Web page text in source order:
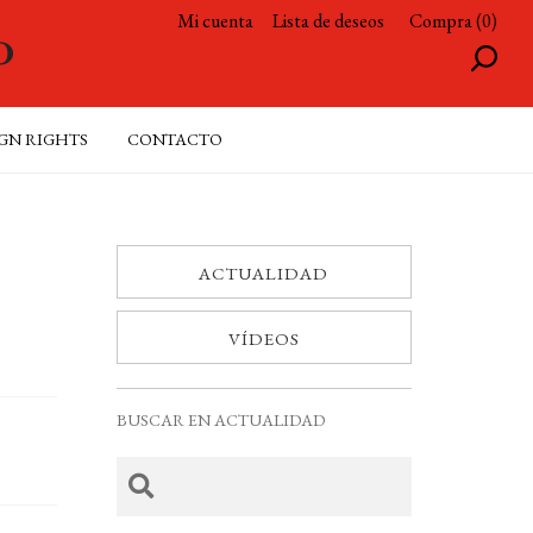
Mi cuenta Lista de deseos Compra (0)
RIGHTS CONTACTO
ACTUALIDAD
VÍDEOS
BUSCAR EN ACTUALIDAD